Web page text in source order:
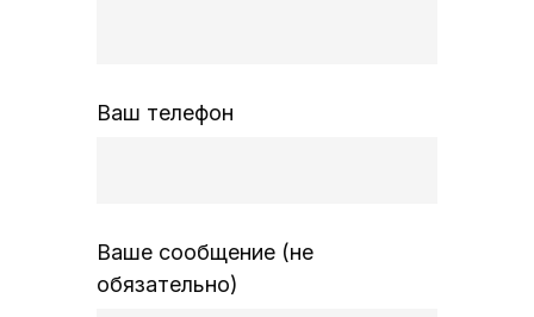
Ваш телефон
Ваше сообщение (не
обязательно)